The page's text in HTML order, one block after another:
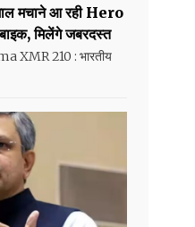
मचाने आ रही Hero
मिलेंगे जबरदस्त
XMR 210 : भारतीय